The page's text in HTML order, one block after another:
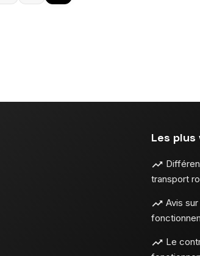
Les plus
transport
Avis
Le